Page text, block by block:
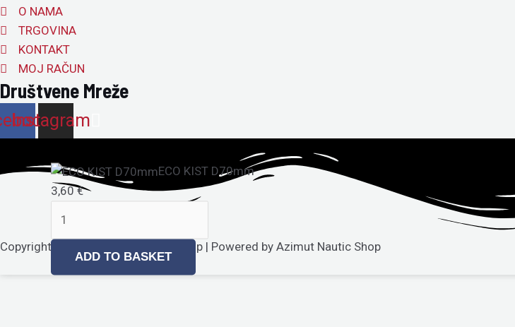
O NAMA
TRGOVINA
KONTAKT
MOJ RAČUN
Društvene Mreže
Instagram
Copyright © 2026 Azimut Nautic Shop | Powered by Azimut Nautic Shop
ECO KIST D70mm
3,60€
ECO
KIST
quantity
ADD TO BASKET